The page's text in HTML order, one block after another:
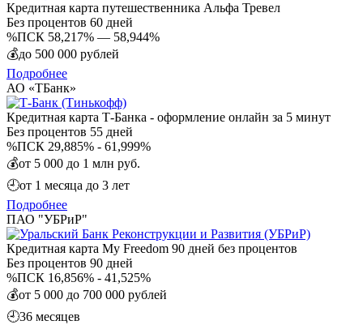
Кредитная карта путешественника Альфа Тревел
Без процентов 60 дней
%ПСК 58,217% — 58,944%
💰до 500 000 рублей
Подробнее
АО «ТБанк»
Кредитная карта Т-Банка - оформление онлайн за 5 минут
Без процентов 55 дней
%ПСК 29,885% - 61,999%
💰от 5 000 до 1 млн руб.
🕘от 1 месяца до 3 лет
Подробнее
ПАО "УБРиР"
Кредитная карта My Freedom 90 дней без процентов
Без процентов 90 дней
%ПСК 16,856% - 41,525%
💰от 5 000 до 700 000 рублей
🕘36 месяцев